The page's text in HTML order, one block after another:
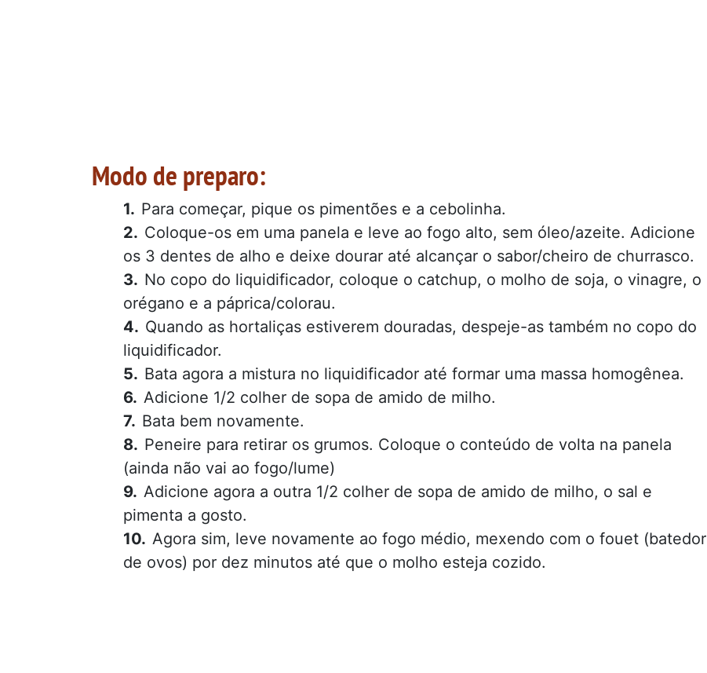
Modo de preparo:
Para começar, pique os pimentões e a cebolinha.
Coloque-os em uma panela e leve ao fogo alto, sem óleo/azeite. Adicione
os 3 dentes de alho e deixe dourar até alcançar o sabor/cheiro de churrasco.
No copo do liquidificador, coloque o catchup, o molho de soja, o vinagre, o
orégano e a páprica/colorau.
Quando as hortaliças estiverem douradas, despeje-as também no copo do
liquidificador.
Bata agora a mistura no liquidificador até formar uma massa homogênea.
Adicione 1/2 colher de sopa de amido de milho.
Bata bem novamente.
Peneire para retirar os grumos. Coloque o conteúdo de volta na panela
(ainda não vai ao fogo/lume)
Adicione agora a outra 1/2 colher de sopa de amido de milho, o sal e
pimenta a gosto.
Agora sim, leve novamente ao fogo médio, mexendo com o fouet (batedor
de ovos) por dez minutos até que o molho esteja cozido.